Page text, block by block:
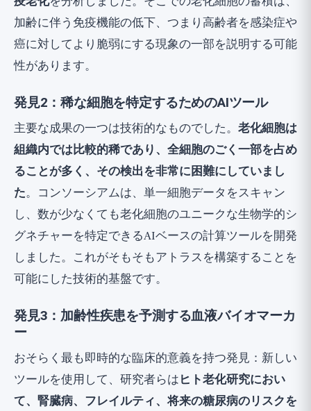
加齢に伴う免疫機能の低下、つまり高齢者を感染症や
癌に対してより脆弱にする現象の一部を説明する可能
性があります。
発見2：稀な細胞を特定するためのAIツール
主要な成果の一つは技術的なものでした。 老化細胞は
組織内では比較的稀であり、全細胞のごく一部を占め
ることが多く、その検出を非常に困難にしていまし
た。コンソーシアムは、単一細胞データをスキャン
し、数が少なくても老化細胞のユニークな生物学的シ
グネチャーを特定できるAIベースの計算ツールを開発
しました。これがそもそもアトラスを構築することを
可能にした技術的基盤です。
発見3：加齢性疾患を予測する血液バイオマーカ
ー
おそらく最も即時的な臨床的意義を持つ発見：新しい
ツールを使用して、研究者らはヒト老化研究におい
て、腎臓病、フレイルティ、将来の糖尿病のリスクを